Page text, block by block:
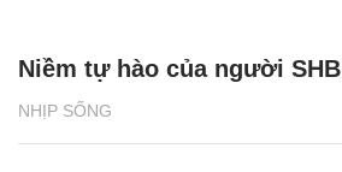
NHỊP SỐNG
Niềm tự hào của người SHB